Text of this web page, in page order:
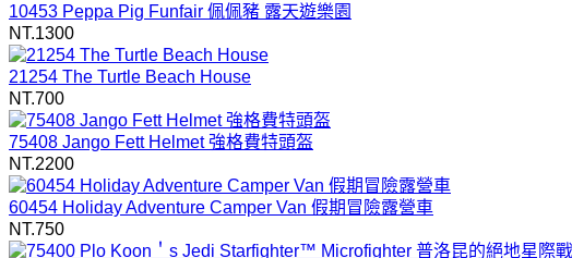
10453 Peppa Pig Funfair 佩佩豬 露天遊樂園
NT.1300
21254 The Turtle Beach House
NT.700
75408 Jango Fett Helmet 強格費特頭盔
NT.2200
60454 Holiday Adventure Camper Van 假期冒險露營車
NT.750